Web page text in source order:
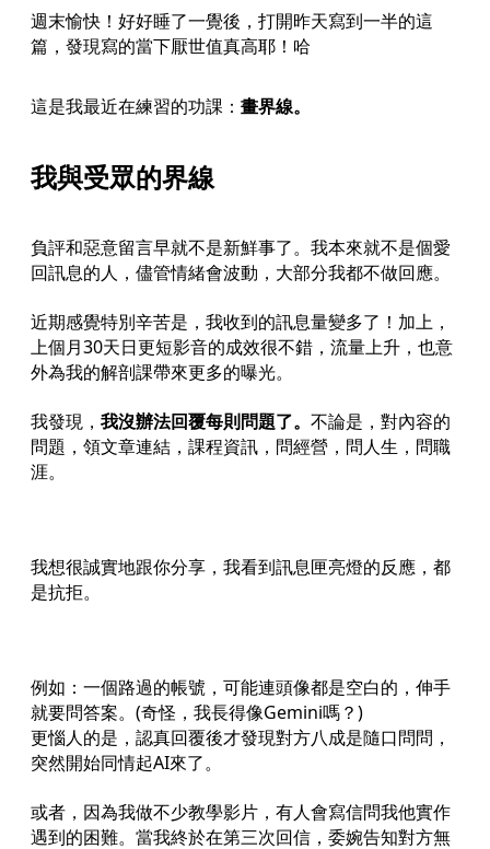
週末愉快！好好睡了一覺後，打開昨天寫到一半的這
篇，發現寫的當下厭世值真高耶！哈
這是我最近在練習的功課： 畫界線。
我與受眾的界線
負評和惡意留言早就不是新鮮事了。我本來就不是個愛
回訊息的人，儘管情緒會波動，大部分我都不做回應。
近期感覺特別辛苦是，我收到的訊息量變多了！加上，
上個月30天日更短影音的成效很不錯，流量上升，也意
外為我的解剖課帶來更多的曝光。
我發現， 我沒辦法回覆每則問題了。 不論是，對內容的
問題，領文章連結，課程資訊，問經營，問人生，問職
涯。
我想很誠實地跟你分享，我看到訊息匣亮燈的反應，都
是抗拒。
例如：一個路過的帳號，可能連頭像都是空白的，伸手
就要問答案。(奇怪，我長得像Gemini嗎？)
更惱人的是，認真回覆後才發現對方八成是隨口問問，
突然開始同情起AI來了。
或者，因為我做不少教學影片，有人會寫信問我他實作
遇到的困難。當我終於在第三次回信，委婉告知對方無